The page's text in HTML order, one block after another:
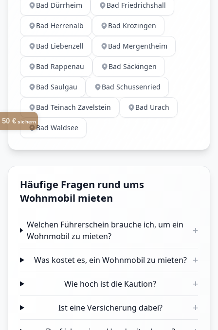
Bad Dürrheim Bad Friedrichshall
Bad Herrenalb Bad Krozingen
Bad Liebenzell Bad Mergentheim
Bad Rappenau Bad Säckingen
Bad Saulgau Bad Schussenried
Bad Teinach Zavelstein Bad Urach
Bad Waldsee
Häufige Fragen rund ums
Wohnmobil mieten
Welchen Führerschein brauche ich, um ein
Wohnmobil zu mieten?
+
Was kostet es, ein Wohnmobil zu mieten? +
Wie hoch ist die Kaution? +
Ist eine Versicherung dabei? +
50 €sichern